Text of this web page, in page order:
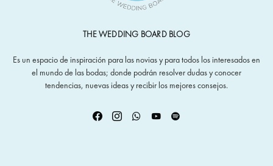
THE WEDDING BOARD BLOG
Es un espacio de inspiración para las novias y para todos los interesados en
el mundo de las bodas; donde podrán resolver dudas y conocer
tendencias, nuevas ideas y recibir los mejores consejos.